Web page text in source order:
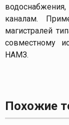
каналам.
магистралей
совместному
НАМЗ.
Похожие